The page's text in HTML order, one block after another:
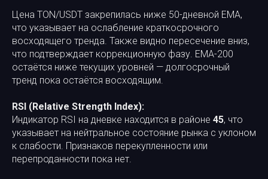
Цена TON/USDT закрепилась ниже 50-дневной EMA,
что указывает на ослабление краткосрочного
восходящего тренда. Также видно пересечение вниз,
что подтверждает коррекционную фазу. EMA-200
остаётся ниже текущих уровней — долгосрочный
тренд пока остаётся восходящим.
RSI (Relative Strength Index):
Индикатор RSI на дневке находится в районе 45, что
указывает на нейтральное состояние рынка с уклоном
к слабости. Признаков перекупленности или
перепроданности пока нет.